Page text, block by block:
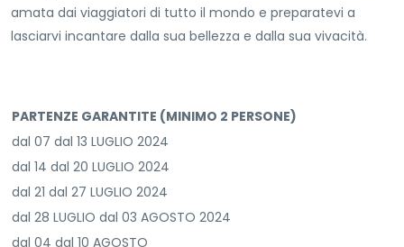
amata dai viaggiatori di tutto il mondo e preparatevi a
lasciarvi incantare dalla sua bellezza e dalla sua vivacità.
PARTENZE GARANTITE (MINIMO 2 PERSONE)
dal 07 dal 13 LUGLIO 2024
dal 14 dal 20 LUGLIO 2024
dal 21 dal 27 LUGLIO 2024
dal 28 LUGLIO dal 03 AGOSTO 2024
dal 04 dal 10 AGOSTO